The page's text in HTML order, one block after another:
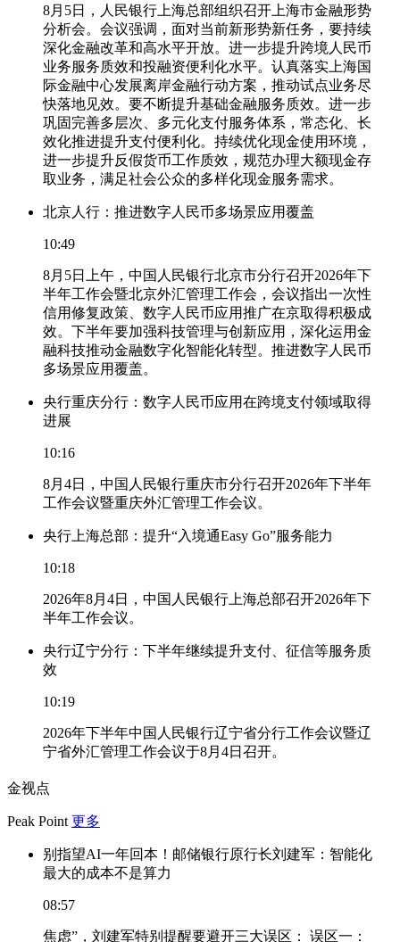
8月5日，人民银行上海总部组织召开上海市金融形势
分析会。会议强调，面对当前新形势新任务，要持续
深化金融改革和高水平开放。进一步提升跨境人民币
业务服务质效和投融资便利化水平。认真落实上海国
际金融中心发展离岸金融行动方案，推动试点业务尽
快落地见效。要不断提升基础金融服务质效。进一步
巩固完善多层次、多元化支付服务体系，常态化、长
效化推进提升支付便利化。持续优化现金使用环境，
进一步提升反假货币工作质效，规范办理大额现金存
取业务，满足社会公众的多样化现金服务需求。
北京人行：推进数字人民币多场景应用覆盖
10:49
8月5日上午，中国人民银行北京市分行召开2026年下
半年工作会暨北京外汇管理工作会，会议指出一次性
信用修复政策、数字人民币应用推广在京取得积极成
效。下半年要加强科技管理与创新应用，深化运用金
融科技推动金融数字化智能化转型。推进数字人民币
多场景应用覆盖。
央行重庆分行：数字人民币应用在跨境支付领域取得
进展
10:16
8月4日，中国人民银行重庆市分行召开2026年下半年
工作会议暨重庆外汇管理工作会议。
央行上海总部：提升“入境通Easy Go”服务能力
10:18
2026年8月4日，中国人民银行上海总部召开2026年下
半年工作会议。
央行辽宁分行：下半年继续提升支付、征信等服务质
效
10:19
2026年下半年中国人民银行辽宁省分行工作会议暨辽
宁省外汇管理工作会议于8月4日召开。
金视点
Peak Point 更多
别指望AI一年回本！邮储银行原行长刘建军：智能化
最大的成本不是算力
08:57
焦虑”，刘建军特别提醒要避开三大误区： 误区一：